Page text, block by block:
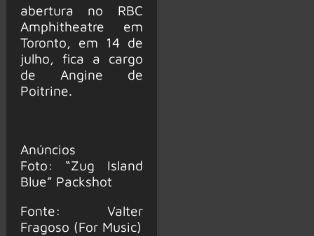
abertura no RBC
Amphitheatre em
Toronto, em 14 de
julho, fica a cargo
de Angine de
Poitrine.
Anúncios
Foto: “Zug Island
Blue” Packshot
Fonte: Valter
Fragoso (For Music)